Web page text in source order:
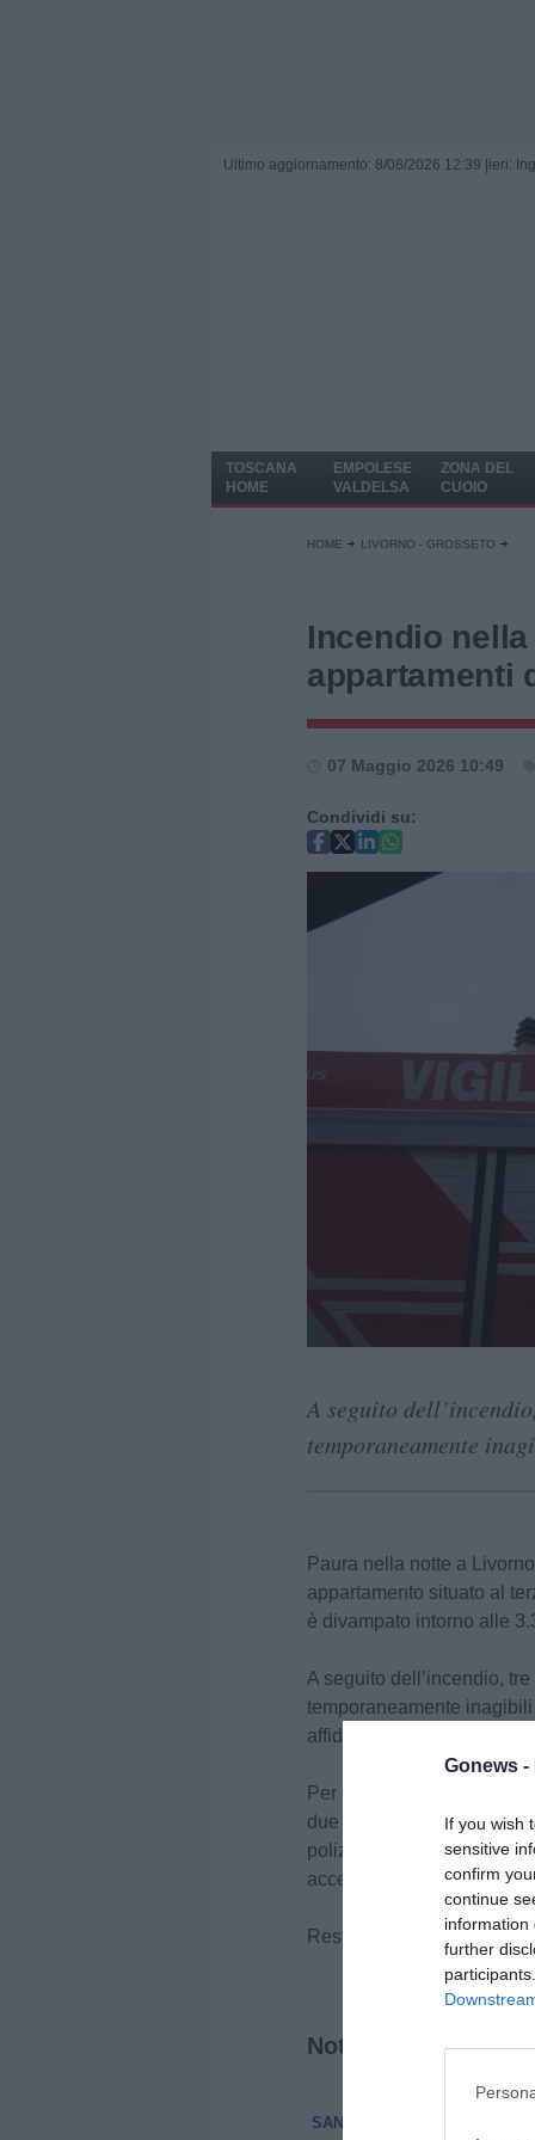
Gonews -
If you wish
sensitive
confirm
continue
information
further
Ultimo aggiornamento: 8/08/2026 12:39 | ieri:
TOSCANA
HOME
EMPOLESE
VALDELSA
ZONA DEL
CUOIO
HOME LIVORNO - GROSSETO
Incendio
appartamenti
07 Maggio 2026 10:49
Condividi su:
A seguito
temporaneamente
Paura nella notte a Livorno
appartamento situato al
è divampato intorno alle
A seguito dell’incendio,
temporaneamente
affidate alle cure dei
Per domare le fiamme e
due squadre dei vigili del
polizia di Stato e i tecnici
accertamenti necessari.
Restano da chiarire le
Notizie correlate
SAN VINCENZO